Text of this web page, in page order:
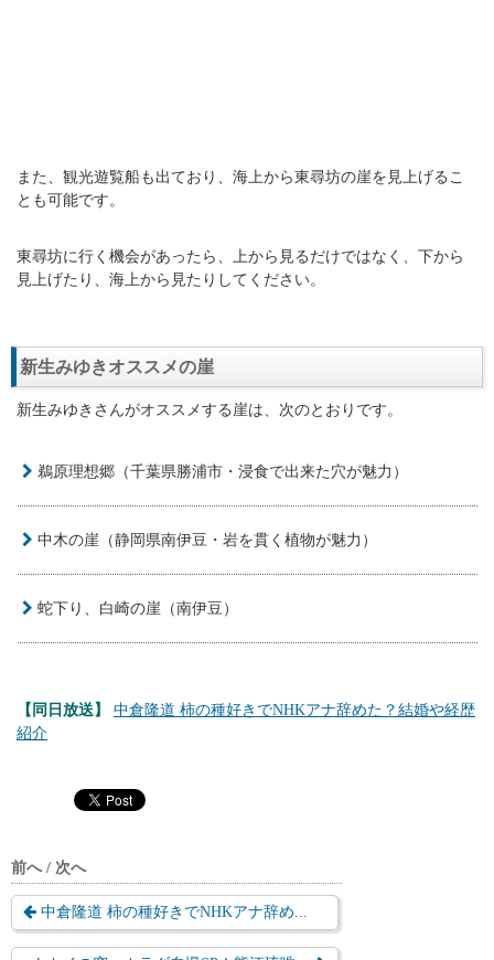
また、観光遊覧船も出ており、海上から東尋坊の崖を見上げるこ
とも可能です。
東尋坊に行く機会があったら、上から見るだけではなく、下から
見上げたり、海上から見たりしてください。
新生みゆきオススメの崖
新生みゆきさんがオススメする崖は、次のとおりです。
鵜原理想郷（千葉県勝浦市・浸食で出来た穴が魅力）
中木の崖（静岡県南伊豆・岩を貫く植物が魅力）
蛇下り、白崎の崖（南伊豆）
【同日放送】
中倉隆道 柿の種好きでNHKアナ辞めた？結婚や経歴
紹介
前へ / 次へ
中倉隆道 柿の種好きでNHKアナ辞め...